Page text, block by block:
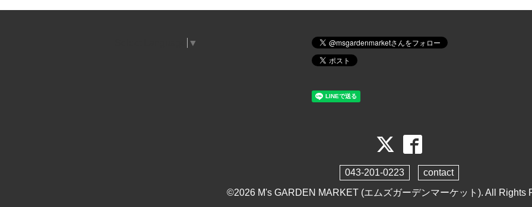
▼
043-201-0223
contact
©2026 M's GARDEN MARKET (エムズガーデンマーケット). All Rights